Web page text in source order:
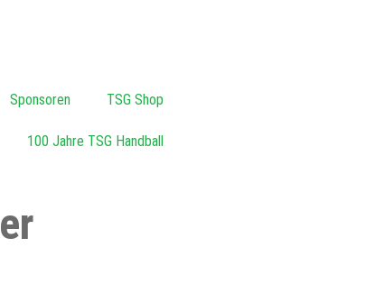
Sponsoren TSG Shop
100 Jahre TSG Handball